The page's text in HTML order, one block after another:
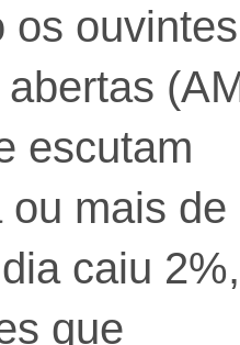
os ouvintes
escutam
ou mais de
caiu 2%,
que